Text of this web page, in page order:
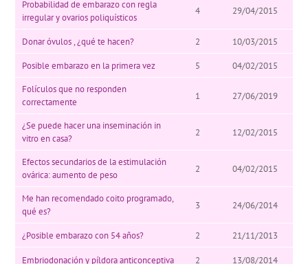
Probabilidad de embarazo con regla
irregular y ovarios poliquísticos
4 29/04/2015
Donar óvulos , ¿qué te hacen? 2 10/03/2015
Posible embarazo en la primera vez 5
04/02/2015
Folículos que no responden
correctamente
1 27/06/2019
¿Se puede hacer una inseminación in
vitro en casa?
2 12/02/2015
Efectos secundarios de la estimulación
ovárica: aumento de peso
2 04/02/2015
Me han recomendado coito programado,
qué es?
3 24/06/2014
¿Posible embarazo con 54 años? 2 21/11/2013
Embriodonación y píldora anticonceptiva 2 13/08/2014